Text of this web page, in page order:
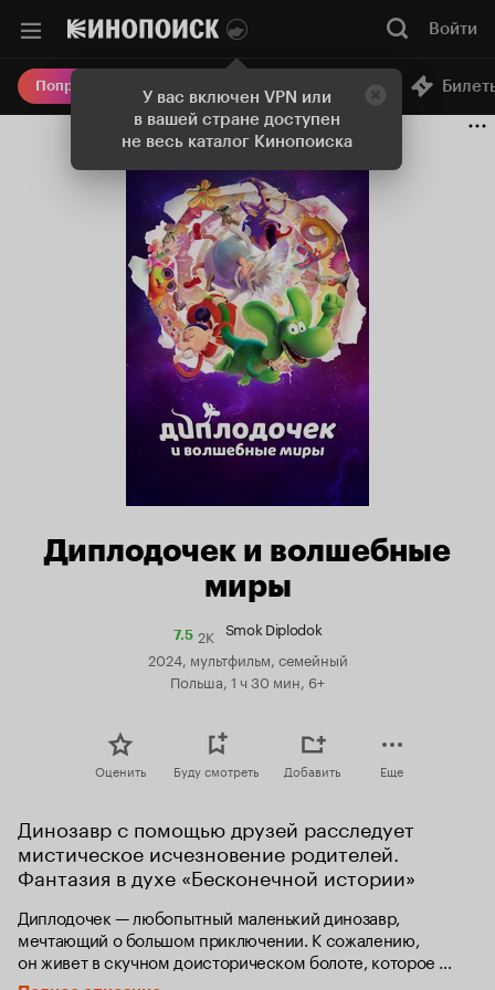
У вас включен VPN или
в вашей стране доступен
не весь каталог Кинопоиска
Войти
Попробовать Плюс Онлайн-кинотеатр
Диплодочек и волшебные
миры
7.5Рейтинг
Кинопоиска
7.5
2K Smok Diplodok
2024, мультфильм, семейный
Польша, 1 ч 30 мин, 6+
Оценить Буду смотреть Добавить Еще
Динозавр с помощью друзей расследует
мистическое исчезновение родителей.
Фантазия в духе «Бесконечной истории»
Диплодочек — любопытный маленький динозавр,
мечтающий о большом приключении. К сожалению,
он живет в скучном доисторическом болоте, которое
окружает высокая стена. Диплодочек еще не знает, что на